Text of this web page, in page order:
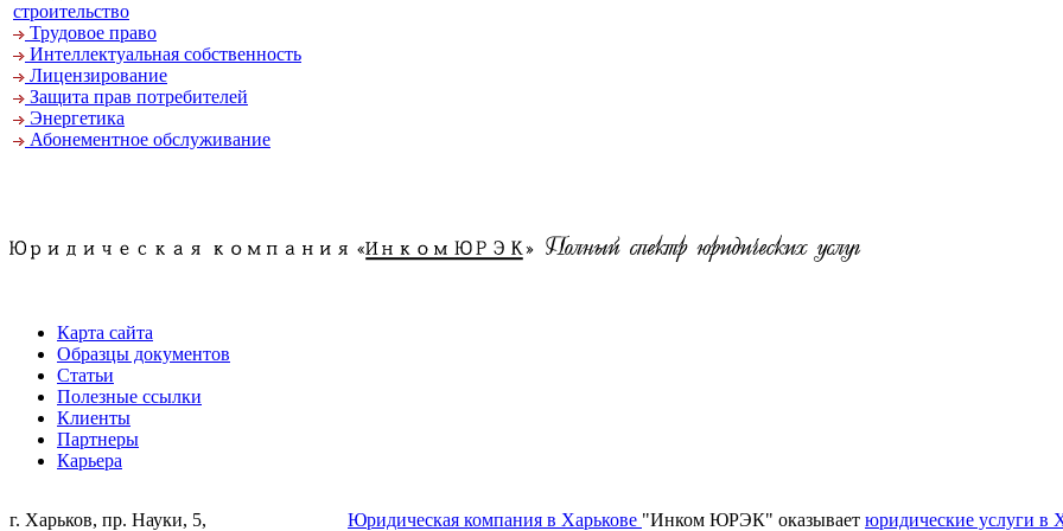
строительство
Трудовое право
Интеллектуальная собственность
Лицензирование
Защита прав потребителей
Энергетика
Абонементное обслуживание
Карта сайта
Образцы документов
Статьи
Полезные ссылки
Клиенты
Партнеры
Карьера
г. Харьков, пр. Науки, 5, Юридическая компания в Харькове "Инком ЮРЭК" оказывает юридические услуги в